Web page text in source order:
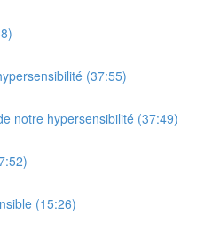
(37:55)
notre hypersensibilité (37:49)
(15:26)